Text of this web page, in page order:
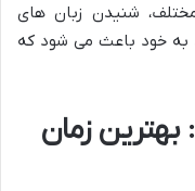
شنیدن زبان های
به خود باعث می شود که
بهترین زمان